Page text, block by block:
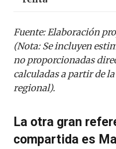
Fuente: Elaboración
(Nota: Se incluyen
no proporcionadas
calculadas a partir de
regional).
La otra gran
compartida es